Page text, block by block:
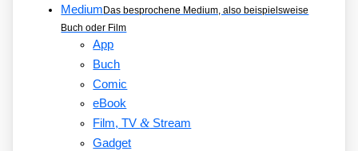
Medium Das besprochene Medium, also beispielsweise
Buch oder Film
App
Buch
Comic
eBook
Film, TV&Stream
Gadget